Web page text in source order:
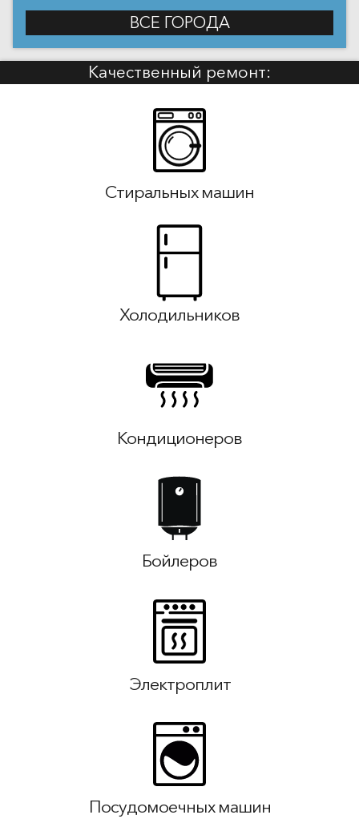
ВСЕ ГОРОДА
Качественный ремонт:
Стиральных машин
Холодильников
Кондиционеров
Бойлеров
Электроплит
Посудомоечных машин